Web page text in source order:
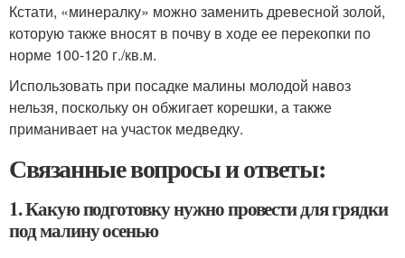
Кстати, «минералку» можно заменить древесной золой,
которую также вносят в почву в ходе ее перекопки по
норме 100-120 г./кв.м.
Использовать при посадке малины молодой навоз
нельзя, поскольку он обжигает корешки, а также
приманивает на участок медведку.
Связанные вопросы и ответы:
1. Какую подготовку нужно провести для грядки
под малину осенью